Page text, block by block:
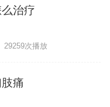
治疗
29259次播放
痛